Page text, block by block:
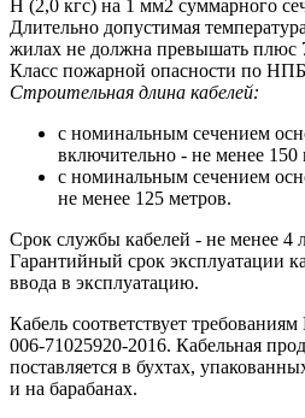
Н (2,0 кгс) на 1 мм2 суммарного
Длительно допустимая
жилах не должна превышать плюс
Класс пожарной опасности по
Строительная длина кабелей:
с номинальным сечением
включительно - не менее 150
с номинальным сечением
не менее 125 метров.
Срок службы кабелей - не менее 4
Гарантийный срок эксплуатации
ввода в эксплуатацию.
Кабель соответствует
006-71025920-2016. Кабельная
поставляется в бухтах,
и на барабанах.